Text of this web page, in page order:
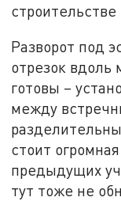
Разворот под
отрезок вдоль
готовы –
между
стоит
предыдущих
тут тоже не